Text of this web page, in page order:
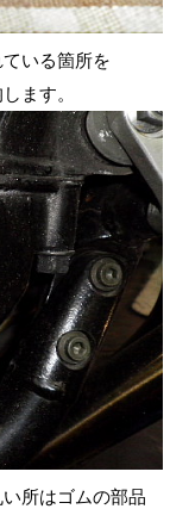
いる箇所を
ます。
所はゴムの部品